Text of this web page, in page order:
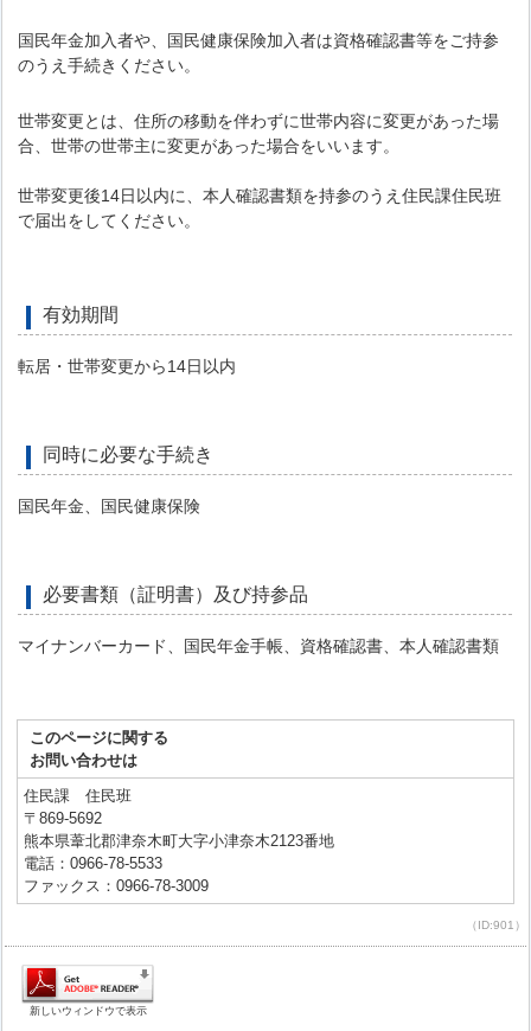
国民年金加入者や、国民健康保険加入者は資格確認書等をご持参
のうえ手続きください。
世帯変更とは、住所の移動を伴わずに世帯内容に変更があった場
合、世帯の世帯主に変更があった場合をいいます。
世帯変更後14日以内に、本人確認書類を持参のうえ住民課住民班
で届出をしてください。
有効期間
転居・世帯変更から14日以内
同時に必要な手続き
国民年金、国民健康保険
必要書類（証明書）及び持参品
マイナンバーカード、国民年金手帳、資格確認書、本人確認書類
このページに関する
お問い合わせは
住民課 住民班
〒869-5692
熊本県葦北郡津奈木町大字小津奈木2123番地
電話：0966-78-5533
ファックス：0966-78-3009
（ID:901）
新しいウィンドウで表示